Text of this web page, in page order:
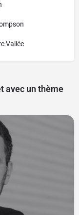
Vallée
avec un thème